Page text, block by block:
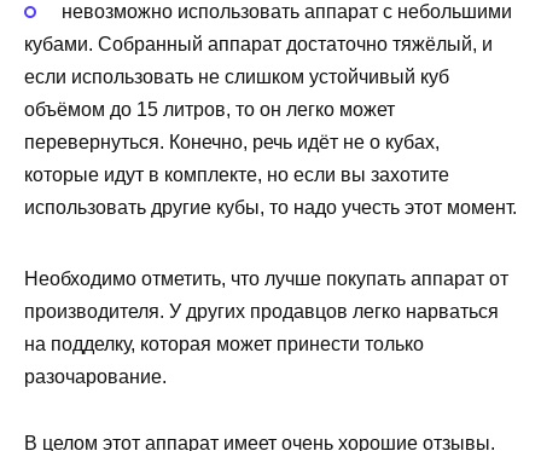
невозможно использовать аппарат с небольшими
кубами. Собранный аппарат достаточно тяжёлый, и
если использовать не слишком устойчивый куб
объёмом до 15 литров, то он легко может
перевернуться. Конечно, речь идёт не о кубах,
которые идут в комплекте, но если вы захотите
использовать другие кубы, то надо учесть этот момент.
Необходимо отметить, что лучше покупать аппарат от
производителя. У других продавцов легко нарваться
на подделку, которая может принести только
разочарование.
В целом этот аппарат имеет очень хорошие отзывы.